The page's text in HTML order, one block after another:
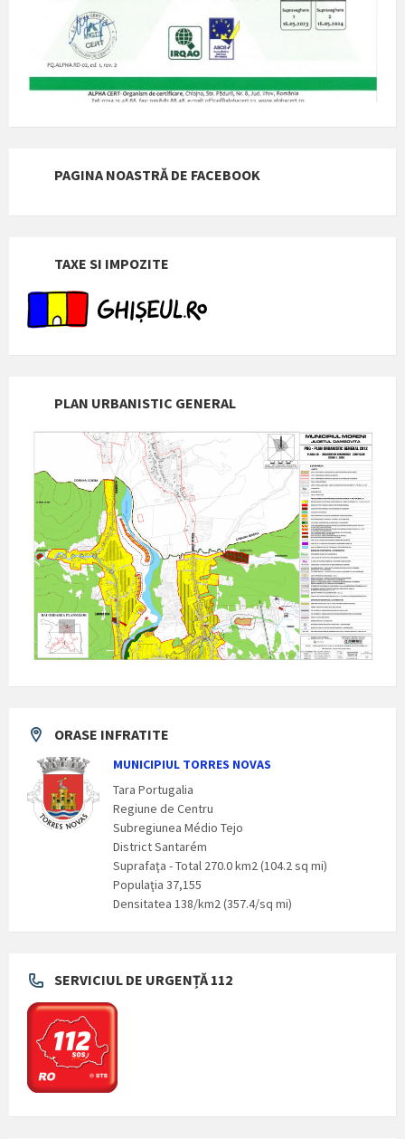
PAGINA NOASTRĂ DE FACEBOOK
TAXE SI IMPOZITE
PLAN URBANISTIC GENERAL
ORASE INFRATITE
MUNICIPIUL TORRES NOVAS
Tara Portugalia
Regiune de Centru
Subregiunea Médio Tejo
District Santarém
Suprafaţa - Total 270.0 km2 (104.2 sq mi)
Populaţia 37,155
Densitatea 138/km2 (357.4/sq mi)
SERVICIUL DE URGENȚĂ 112